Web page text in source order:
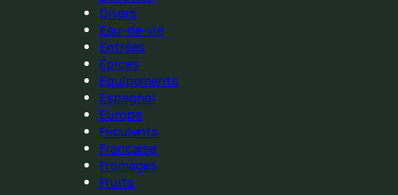
Divers
Eau-de-vie
Entrées
Épices
Équipements
Espagnol
Europe
Féculents
Française
Fromages
Fruits